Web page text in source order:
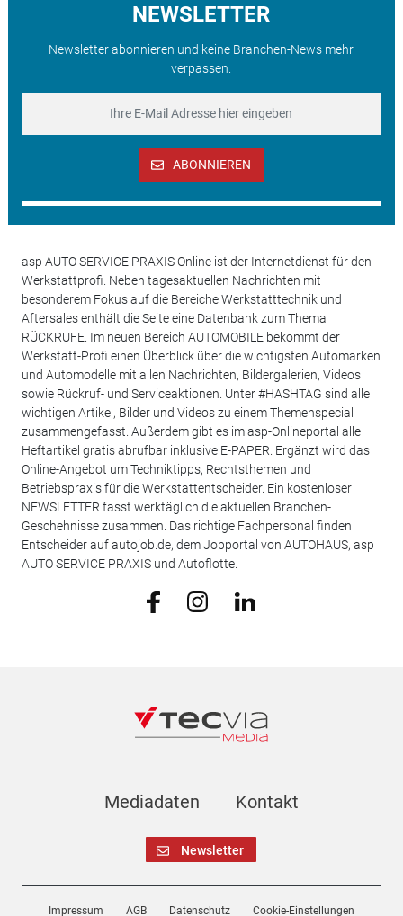
NEWSLETTER
Newsletter abonnieren und keine Branchen-News mehr
verpassen.
ABONNIEREN
asp AUTO SERVICE PRAXIS Online ist der Internetdienst für den
Werkstattprofi. Neben tagesaktuellen Nachrichten mit
besonderem Fokus auf die Bereiche Werkstatttechnik und
Aftersales enthält die Seite eine Datenbank zum Thema
RÜCKRUFE. Im neuen Bereich AUTOMOBILE bekommt der
Werkstatt-Profi einen Überblick über die wichtigsten Automarken
und Automodelle mit allen Nachrichten, Bildergalerien, Videos
sowie Rückruf- und Serviceaktionen. Unter #HASHTAG sind alle
wichtigen Artikel, Bilder und Videos zu einem Themenspecial
zusammengefasst. Außerdem gibt es im asp-Onlineportal alle
Heftartikel gratis abrufbar inklusive E-PAPER. Ergänzt wird das
Online-Angebot um Techniktipps, Rechtsthemen und
Betriebspraxis für die Werkstattentscheider. Ein kostenloser
NEWSLETTER fasst werktäglich die aktuellen Branchen-
Geschehnisse zusammen. Das richtige Fachpersonal finden
Entscheider auf autojob.de, dem Jobportal von AUTOHAUS, asp
AUTO SERVICE PRAXIS und Autoflotte.
Mediadaten Kontakt
Newsletter
Impressum AGB Datenschutz Cookie-Einstellungen